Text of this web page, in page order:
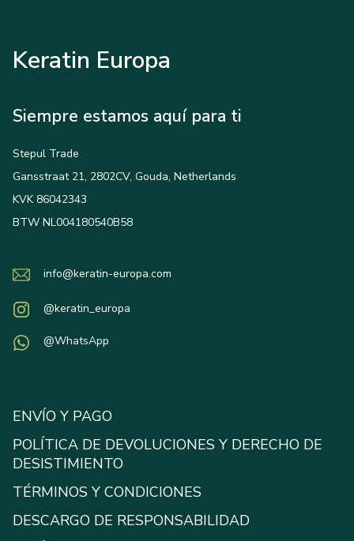
Keratin Europa
Siempre estamos aquí para ti
Stepul Trade
Gansstraat 21, 2802CV, Gouda, Netherlands
KVK 86042343
BTW NL004180540B58
info@keratin-europa.com
@keratin_europa
@WhatsApp
ENVÍO Y PAGO
POLÍTICA DE DEVOLUCIONES Y DERECHO DE
DESISTIMIENTO
TÉRMINOS Y CONDICIONES
DESCARGO DE RESPONSABILIDAD